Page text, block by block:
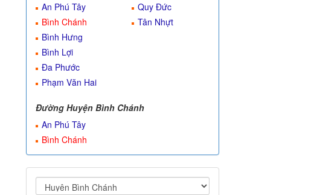
An Phú Tây
Bình Chánh
Bình Hưng
Bình Lợi
Đa Phước
Phạm Văn Hai
Quy Đức
Tân Nhựt
Đường Huyện Bình Chánh
An Phú Tây
Bình Chánh